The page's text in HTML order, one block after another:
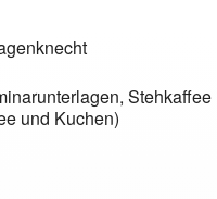
und Kuchen)